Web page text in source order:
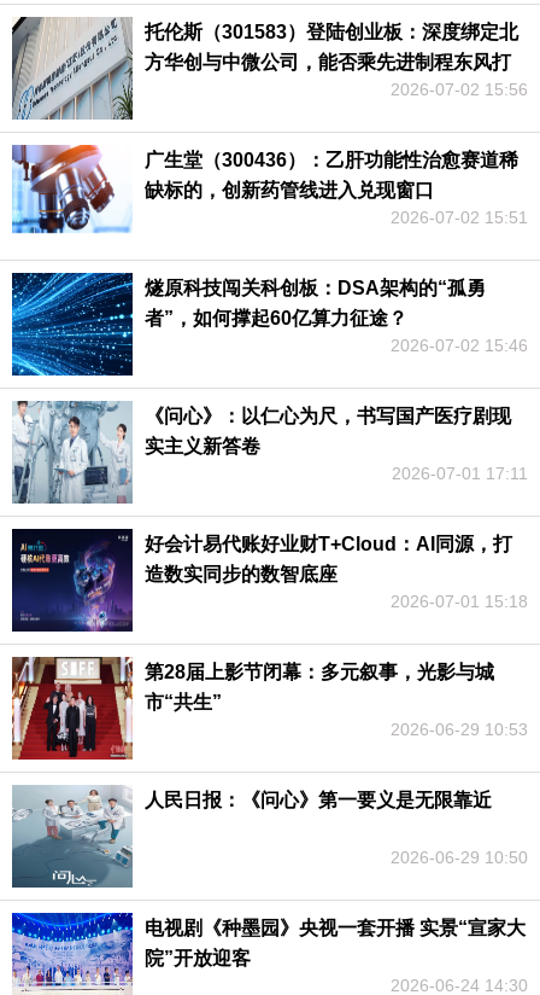
托伦斯（301583）登陆创业板：深度绑定北
方华创与中微公司，能否乘先进制程东风打
2026-07-02 15:56
广生堂（300436）：乙肝功能性治愈赛道稀
缺标的，创新药管线进入兑现窗口
2026-07-02 15:51
燧原科技闯关科创板：DSA架构的“孤勇
者”，如何撑起60亿算力征途？
2026-07-02 15:46
《问心》：以仁心为尺，书写国产医疗剧现
实主义新答卷
2026-07-01 17:11
好会计易代账好业财T+Cloud：AI同源，打
造数实同步的数智底座
2026-07-01 15:18
第28届上影节闭幕：多元叙事，光影与城
市“共生”
2026-06-29 10:53
人民日报：《问心》第一要义是无限靠近
2026-06-29 10:50
电视剧《种墨园》央视一套开播 实景“宣家大
院”开放迎客
2026-06-24 14:30